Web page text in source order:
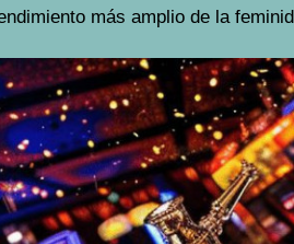
más amplio de la